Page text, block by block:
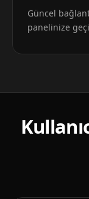
Güncel
panelinize